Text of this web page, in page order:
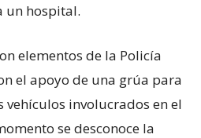
un hospital.
elementos de la Policía
el apoyo de una grúa para
vehículos involucrados en el
se desconoce la